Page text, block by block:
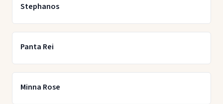
Stephanos
Panta Rei
Minna Rose